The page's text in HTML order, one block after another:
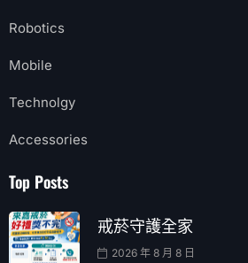
Robotics
Mobile
Technolgy
Accessories
Top Posts
戒菸守護全家
2026 年 8 月 8 日